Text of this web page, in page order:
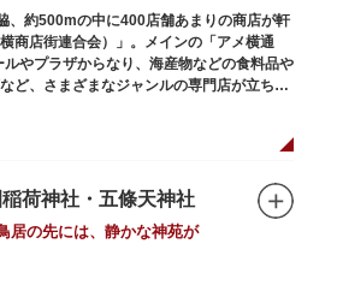
に行われる「巳成金（みなるかね）大祭」
大切にしていたという伝説のある、谷中七
ています。
、約500mの中に400店舗あまりの商店が軒
商店街連合会）」。メインの「アメ横通
やプラザからなり、海産物などの食料品や
ど、さまざまなジャンルの専門店が立ち並
飛び交うなかで、店員さんとの会話も楽し
るのが魅力のひとつ。年末の叩き売りは風
ついた第二次世界大戦後にできた闇市。多
のに対して、アメ横は満州からの復員兵が
を統制し、商店街が形成されました。
た闇市は、飴を販売する屋台があったこと
荷神社・五條天神社
居の先には、静かな神苑が